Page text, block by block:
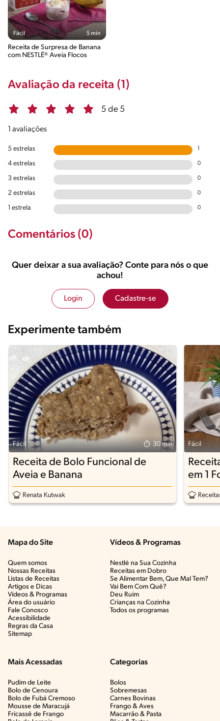
Fácil 5 min
Receita de Surpresa de Banana
com NESTLÉ® Aveia Flocos
Avaliação da receita (1)
5 de 5
1 avaliações
5 estrelas
4 estrelas 0
3 estrelas 0
2 estrelas 0
1 estrela 0
Comentários (0)
Quer deixar a sua avaliação? Conte para nós o que
achou!
Login Cadastre-se
Experimente também
Fácil 30 min
Receita de Bolo Funcional de
Aveia e Banana
Renata Kutwak
Fácil
em 1
Mapa do Site
Quem somos
Nossas Receitas
Listas de Receitas​
Artigos e Dicas​
Vídeos & Programas​
Área do usuário
Fale Conosco
Acessibilidade
Regras da Casa
Sitemap
Vídeos & Programas​
Nestlé na Sua Cozinha
Receitas em Dobro
Se Alimentar Bem, Que Mal Tem?​
Vai Bem Com Quê?​
Deu Ruim​
Crianças na Cozinha​
Todos os programas
Mais Acessadas
Pudim de Leite
Bolo de Cenoura
Bolo de Fubá Cremoso
Mousse de Maracujá
Fricassê de Frango
Categorias
Bolos
Sobremesas
Carnes Bovinas​
Frango & Aves​
Macarrão & Pasta​